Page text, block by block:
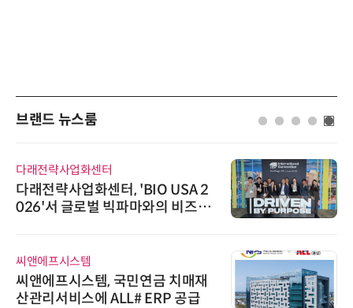
브랜드 뉴스룸
다래전략사업화센터
다래전략사업화센터, 'BIO USA 2
026'서 글로벌 빅파마와의 비즈니
씨앤에프시스템
씨앤에프시스템, 국민연금 치매재
산관리서비스에 ALL# ERP 공급